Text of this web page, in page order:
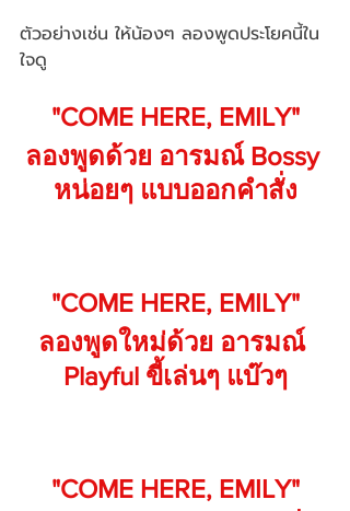
ตัวอย่างเช่น ให้น้องๆ ลองพูดประโยคนี้ใน
ใจดู
"COME HERE, EMILY"
ลองพูดด้วย อารมณ์ Bossy
หน่อยๆ แบบออกคำสั่ง
"COME HERE, EMILY"
ลองพูดใหม่ด้วย อารมณ์
Playful ขี้เล่นๆ แบ๊วๆ
"COME HERE, EMILY"